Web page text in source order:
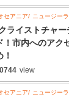
セアニア ニュージー
ライストチャ
！市内へのアク
！
view
セアニア ニュージー